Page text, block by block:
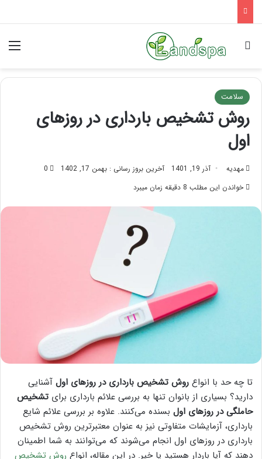
جستجو برای
سلامت
روش تشخیص بارداری در روزهای
اول
مهدیه آذر 19, 1401 آخرین بروز رسانی : بهمن 17, 1402
0
خواندن این مطلب 8 دقیقه زمان میبرد
تا چه حد با انواع روش تشخیص بارداری در روزهای اول آشنایی
دارید؟ بسیاری از بانوان تنها به بررسی علائم بارداری برای تشخیص
حاملگی در روزهای اول بسنده می‌کنند. علاوه بر بررسی علائم شایع
بارداری، آزمایشات متفاوتی نیز به عنوان معتبرترین روش تشخیص
بارداری در روزهای اول انجام می‌شوند که می‌توانند به شما اطمینان
دهند که آیا باردار هستید یا خیر. در این مقاله، انواع روش تشخیص